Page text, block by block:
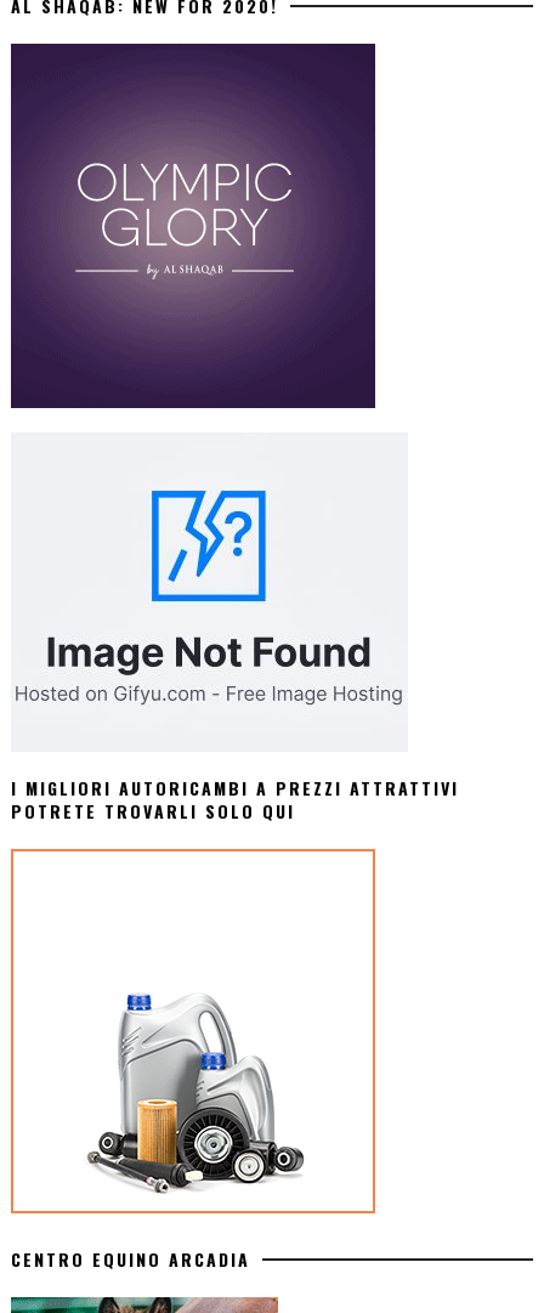
AL SHAQAB: NEW FOR 2020!
I MIGLIORI AUTORICAMBI A PREZZI ATTRATTIVI
POTRETE TROVARLI SOLO QUI
CENTRO EQUINO ARCADIA